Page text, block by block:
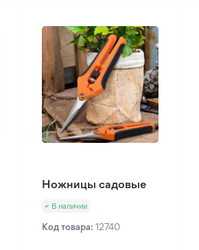
Ножницы садовые
В наличии
Код товара: 12740